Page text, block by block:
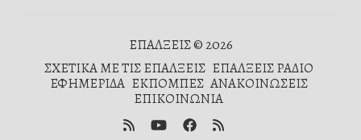
ΕΠΑΛΞΕΙΣ © 2026
ΣΧΕΤΙΚΑ ΜΕ ΤΙΣ ΕΠΑΛΞΕΙΣ ΕΠΑΛΞΕΙΣ ΡΑΔΙΟ
ΕΦΗΜΕΡΙΔΑ ΕΚΠΟΜΠΕΣ ΑΝΑΚΟΙΝΩΣΕΙΣ
ΕΠΙΚΟΙΝΩΝΙΑ